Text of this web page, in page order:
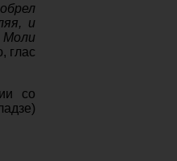
и
Моли
глас
со